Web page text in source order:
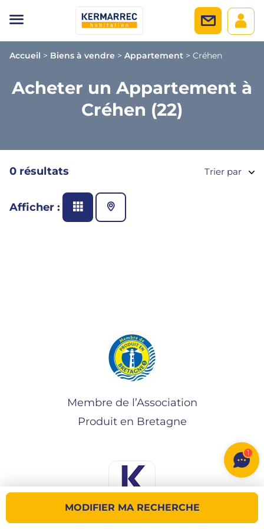
Accueil > Biens à vendre > Appartement > Créhen
Acheter un Appartement à
Créhen (22)
MODIFIER MA RECHERCHE
0 résultats Trier par
Afficher :
Membre de l’Association
Produit en Bretagne
1